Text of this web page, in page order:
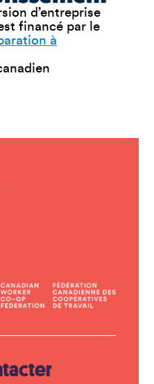
d’entreprise
financé par le
à